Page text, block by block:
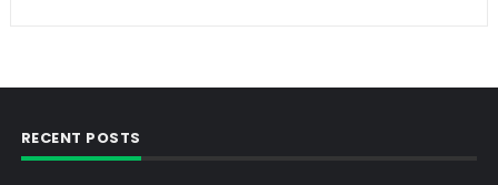
RECENT POSTS